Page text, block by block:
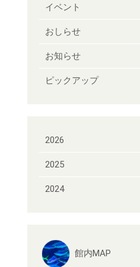
イベント
おしらせ
お知らせ
ピックアップ
2026
2025
2024
館内MAP